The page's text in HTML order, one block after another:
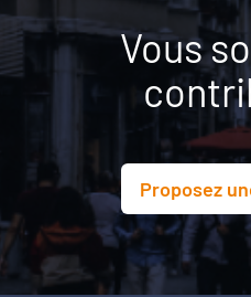
Vous
Proposez